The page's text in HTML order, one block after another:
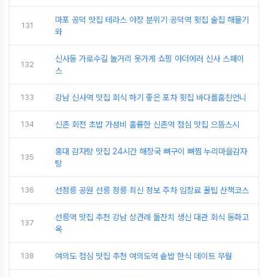
131
마포 공덕 맛집 테라스 야장 분위기 공덕역 횟집 술집 해물기
와
132
신사동 가로수길 놀거리 옷가게 쇼핑 아더에러 신사 스페이
스
133 강남 신사역 맛집 회식 하기 좋은 포차 횟집 바다를훔친언니
134 신촌 회전 초밥 가성비 훌륭한 신촌역 점심 맛집 으뜸스시
135
홍대 감자탕 맛집 24시간 해장국 뼈구이 뼈찜 누리마을감자
탕
136 선정릉 공원 선릉 정릉 최신 정보 주차 입장료 꿀팁 산책코스
137
선릉역 맛집 추천 강남 상견례 돌잔치 생신 대관 회식 동화고
옥
138 여의도 점심 맛집 추천 여의도역 솥밥 한식 데이트 무월